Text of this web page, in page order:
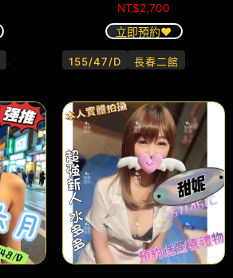
.
NT$2,700
立即預約❤️
155/47/D 長春二館 .